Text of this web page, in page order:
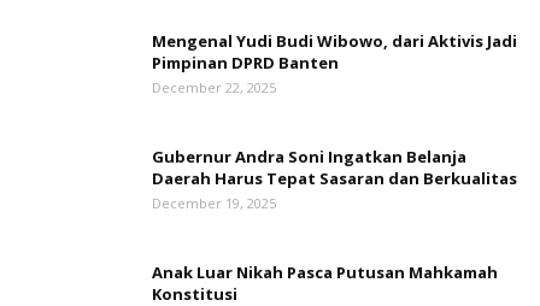
Mengenal Yudi Budi Wibowo, dari Aktivis Jadi
Pimpinan DPRD Banten
December 22, 2025
Gubernur Andra Soni Ingatkan Belanja
Daerah Harus Tepat Sasaran dan Berkualitas
December 19, 2025
Anak Luar Nikah Pasca Putusan Mahkamah
Konstitusi